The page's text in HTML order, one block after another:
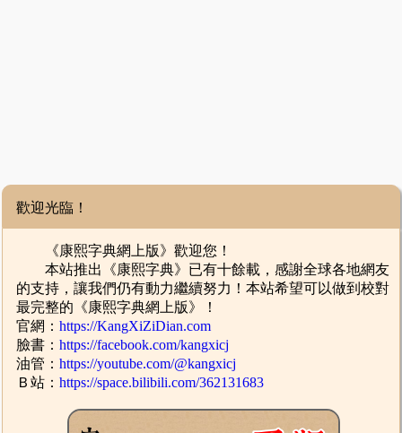
歡迎光臨！
《康熙字典網上版》歡迎您！
本站推出《康熙字典》已有十餘載，感謝全球各地網友
的支持，讓我們仍有動力繼續努力！本站希望可以做到校對
最完整的《康熙字典網上版》！
官網：https://KangXiZiDian.com
臉書：https://facebook.com/kangxicj
油管：https://youtube.com/@kangxicj
Ｂ站：https://space.bilibili.com/362131683